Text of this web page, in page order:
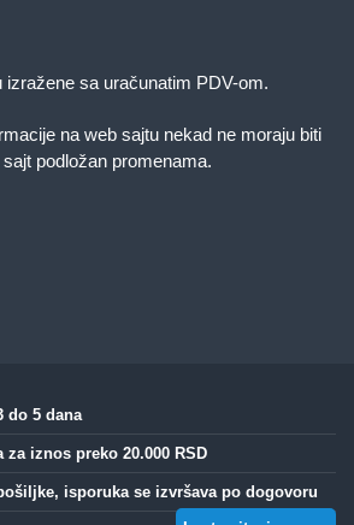
izražene sa uračunatim PDV-om.
na web sajtu nekad ne moraju biti
podložan promenama.
do 5 dana
za iznos preko 20.000 RSD
isporuka se izvršava po dogovoru